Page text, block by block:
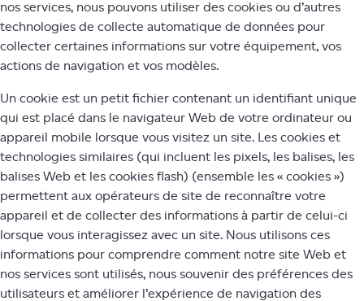
nos services, nous pouvons utiliser des cookies ou d’autres
technologies de collecte automatique de données pour
collecter certaines informations sur votre équipement, vos
actions de navigation et vos modèles.
Un cookie est un petit fichier contenant un identifiant unique
qui est placé dans le navigateur Web de votre ordinateur ou
appareil mobile lorsque vous visitez un site. Les cookies et
technologies similaires (qui incluent les pixels, les balises, les
balises Web et les cookies flash) (ensemble les « cookies »)
permettent aux opérateurs de site de reconnaître votre
appareil et de collecter des informations à partir de celui-ci
lorsque vous interagissez avec un site. Nous utilisons ces
informations pour comprendre comment notre site Web et
nos services sont utilisés, nous souvenir des préférences des
utilisateurs et améliorer l’expérience de navigation des